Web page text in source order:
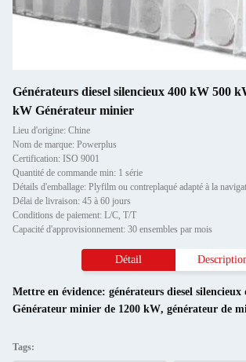
Générateurs diesel silencieux 400 kW 500
kW Générateur minier
Lieu d'origine: Chine
Nom de marque: Powerplus
Certification: ISO 9001
Quantité de commande min: 1 série
Détails d'emballage: Plyfilm ou contreplaqué adapté à la
Délai de livraison: 45 à 60 jours
Conditions de paiement: L/C, T/T
Capacité d'approvisionnement: 30 ensembles par mois
Détail
Mettre en évidence: générateurs diesel silencieux
Générateur minier de 1200 kW, générateur de
Tags: